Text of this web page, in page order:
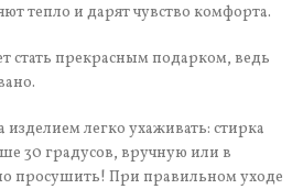
тепло и дарят чувство комфорта.
стать прекрасным подарком, ведь
изделием легко ухаживать: стирка
30 градусов, вручную или в
просушить! При правильном уходе